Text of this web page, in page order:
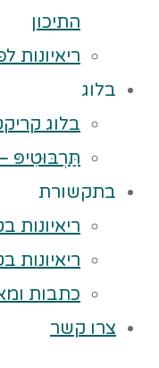
התיכון
ריאיונות
בלוג
בלוג
תַּרְבּוּטִיפּ
בתקשורת
ריאיונות
ריאיונות
כתבות
צרו קשר